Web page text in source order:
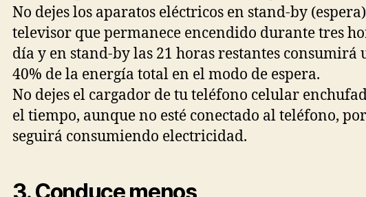
No dejes los aparatos eléctricos en stand-by
televisor que permanece encendido durante tres
día y en stand-by las 21 horas restantes consumirá
40% de la energía total en el modo de espera.
No dejes el cargador de tu teléfono celular
el tiempo, aunque no esté conectado al teléfono,
seguirá consumiendo electricidad.